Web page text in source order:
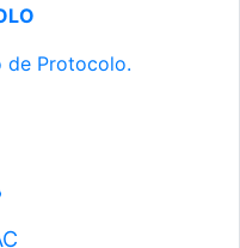
de Protocolo.